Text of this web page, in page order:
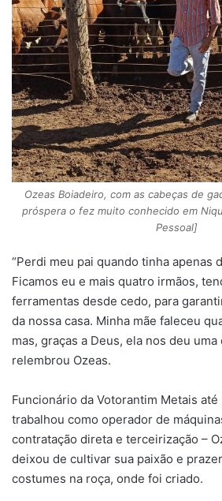
Ozeas Boiadeiro, com as cabeças de
próspera o fez muito conhecido em
Pessoal]
“Perdi meu pai quando tinha apenas
Ficamos eu e mais quatro irmãos,
ferramentas desde cedo, para
da nossa casa. Minha mãe faleceu
mas, graças a Deus, ela nos deu uma
relembrou Ozeas.
Funcionário da Votorantim Metais até
trabalhou como operador de
contratação direta e terceirização –
deixou de cultivar sua paixão e
costumes na roça, onde foi criado.